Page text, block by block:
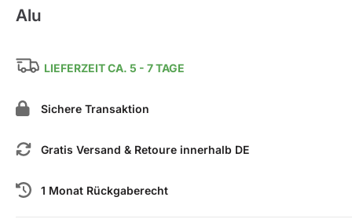
Alu
LIEFERZEIT CA. 5 - 7 TAGE
Sichere Transaktion
Gratis Versand & Retoure innerhalb DE
1 Monat Rückgaberecht